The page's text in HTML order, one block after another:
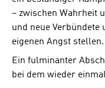
– zwischen Wahrheit
und neue
eigenen Angst stellen.
Ein fulminanter
bei dem wieder